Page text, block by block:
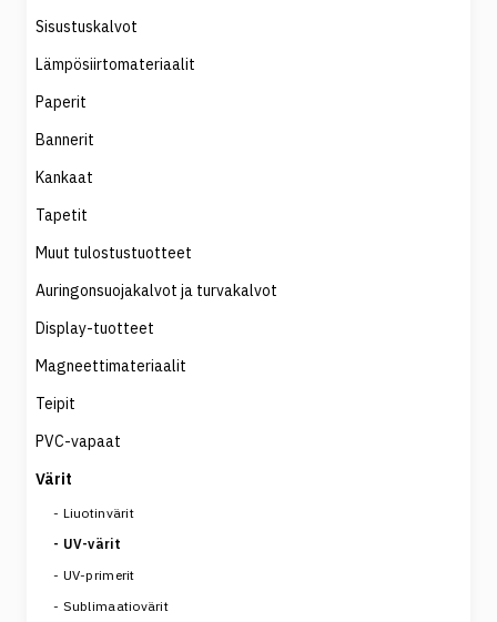
Sisustuskalvot
Lämpösiirtomateriaalit
Paperit
Bannerit
Kankaat
Tapetit
Muut tulostustuotteet
Auringonsuojakalvot ja turvakalvot
Display-tuotteet
Magneettimateriaalit
Teipit
PVC-vapaat
Värit
Liuotinvärit
UV-värit
UV-primerit
Sublimaatiovärit